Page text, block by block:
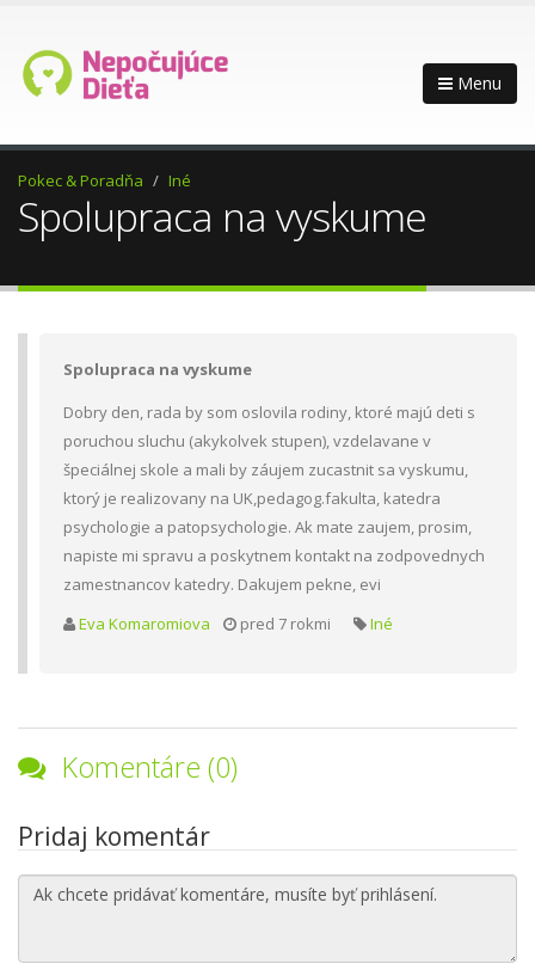
Menu
Pokec & Poradňa Iné
Spolupraca na vyskume
Spolupraca na vyskume
Dobry den, rada by som oslovila rodiny, ktoré majú deti s
poruchou sluchu (akykolvek stupen), vzdelavane v
špeciálnej skole a mali by záujem zucastnit sa vyskumu,
ktorý je realizovany na UK,pedagog.fakulta, katedra
psychologie a patopsychologie. Ak mate zaujem, prosim,
napiste mi spravu a poskytnem kontakt na zodpovednych
zamestnancov katedry. Dakujem pekne, evi
Eva Komaromiova
pred 7 rokmi Iné
Komentáre (0)
Pridaj komentár